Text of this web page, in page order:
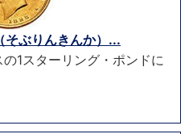
ぶりんきんか）...
1スターリング・ポンドに